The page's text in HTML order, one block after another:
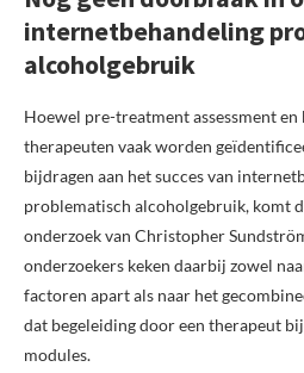
internetbehandeling
alcoholgebruik
Hoewel pre-treatment assessment
therapeuten vaak worden
bijdragen aan het succes van
problematisch alcoholgebruik, komt
onderzoek van Christopher
onderzoekers keken daarbij zowel
factoren apart als naar het
dat begeleiding door een therapeut
modules.